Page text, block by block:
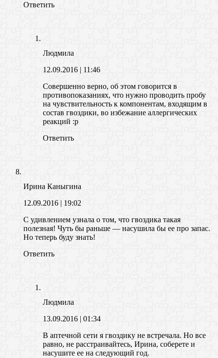
Ответить
Людмила
12.09.2016 | 11:46
Совершенно верно, об этом говорится в
противопоказаниях, что нужно проводить пробу
на чувствительность к компонентам, входящим в
состав гвоздики, во избежание аллергических
реакций :p
Ответить
Ирина Каныгина
12.09.2016 | 19:02
С удивлением узнала о том, что гвоздика такая
полезная! Чуть бы раньше — насушила бы ее про запас.
Но теперь буду знать!
Ответить
Людмила
13.09.2016 | 01:34
В аптечной сети я гвоздику не встречала. Но все
равно, не расстраивайтесь, Ирина, соберете и
насушите ее на следующий год.